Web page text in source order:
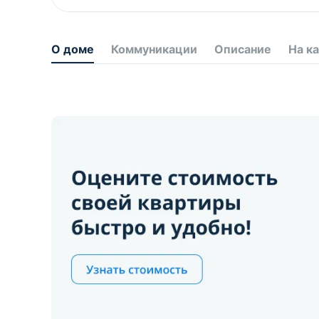
О доме Коммуникации Описание На